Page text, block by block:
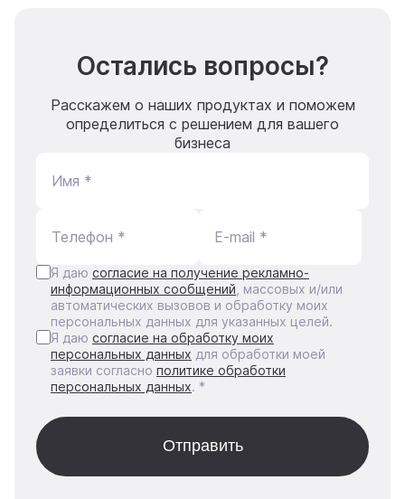
Остались вопросы?
Расскажем о наших продуктах и поможем
определиться с решением для вашего
бизнеса
Имя *
Телефон * E-mail *
Я даю согласие на получение рекламно-
информационных сообщений , массовых и/или
автоматических вызовов и обработку моих
персональных данных для указанных целей.
Я даю согласие на обработку моих
персональных данных для обработки моей
заявки согласно политике обработки
персональных данных. *